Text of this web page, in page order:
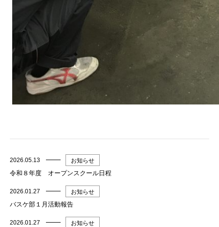
2026.05.13 お知らせ
令和８年度 オープンスクール日程
2026.01.27 お知らせ
バスケ部１月活動報告
2026.01.27 お知らせ